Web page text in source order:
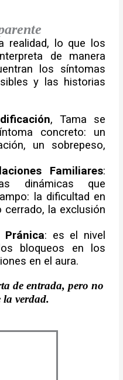
realidad, lo que los
de manera
los síntomas
y las historias
, Tama se
concreto: un
un sobrepeso,
Familiares:
dinámicas que
la dificultad en
cerrado, la exclusión
Pránica: es el nivel
bloqueos en los
en el aura.
de entrada, pero no
verdad.